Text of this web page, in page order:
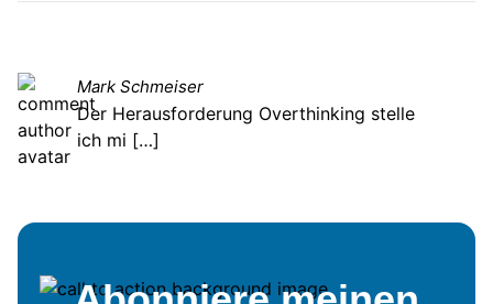
Mark Schmeiser
Der Herausforderung Overthinking stelle
ich mi […]